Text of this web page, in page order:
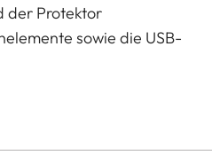
der Protektor
sowie die USB-
eine Handschlaufe
mit dem Protektor